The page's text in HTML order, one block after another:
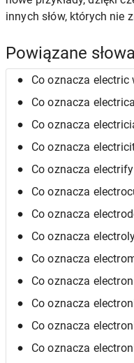
innych słów, których nie
Powiązane
Co oznacza
Co oznacza
Co oznacza
Co oznacza
Co oznacza
Co oznacza
Co oznacza
Co oznacza
Co oznacza
Co oznacza
Co oznacza
Co oznacza
Co oznacza